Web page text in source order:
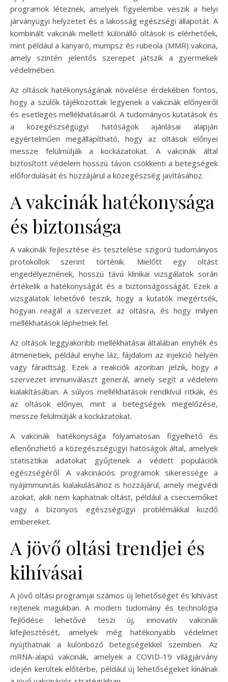
programok léteznek, amelyek figyelembe veszik a helyi
járványügyi helyzetet és a lakosság egészségi állapotát. A
kombinált vakcinák mellett különálló oltások is elérhetőek,
mint például a kanyaró, mumpsz és rubeola (MMR) vakcina,
amely szintén jelentős szerepet játszik a gyermekek
védelmében.
Az oltások hatékonyságának növelése érdekében fontos,
hogy a szülők tájékozottak legyenek a vakcinák előnyeiről
és esetleges mellékhatásairól. A tudományos kutatások és
a közegészségügyi hatóságok ajánlásai alapján
egyértelműen megállapítható, hogy az oltások előnyei
messze felülmúlják a kockázatokat. A vakcinák által
biztosított védelem hosszú távon csökkenti a betegségek
előfordulását és hozzájárul a közegészség javításához.
A vakcinák hatékonysága
és biztonsága
A vakcinák fejlesztése és tesztelése szigorú tudományos
protokollok szerint történik. Mielőtt egy oltást
engedélyeznének, hosszú távú klinikai vizsgálatok során
értékelik a hatékonyságát és a biztonságosságát. Ezek a
vizsgálatok lehetővé teszik, hogy a kutatók megértsék,
hogyan reagál a szervezet az oltásra, és hogy milyen
mellékhatások léphetnek fel.
Az oltások leggyakoribb mellékhatásai általában enyhék és
átmenetiek, például enyhe láz, fájdalom az injekció helyén
vagy fáradtság. Ezek a reakciók azonban jelzik, hogy a
szervezet immunválaszt generál, amely segít a védelem
kialakításában. A súlyos mellékhatások rendkívül ritkák, és
az oltások előnyei, mint a betegségek megelőzése,
messze felülmúlják a kockázatokat.
A vakcinák hatékonysága folyamatosan figyelhető és
ellenőrizhető a közegészségügyi hatóságok által, amelyek
statisztikai adatokat gyűjtenek a védett populációk
egészségéről. A vakcinációs programok sikeressége a
nyájimmunitás kialakulásához is hozzájárul, amely megvédi
azokat, akik nem kaphatnak oltást, például a csecsemőket
vagy a bizonyos egészségügyi problémákkal küzdő
embereket.
A jövő oltási trendjei és
kihívásai
A jövő oltási programjai számos új lehetőséget és kihívást
rejtenek magukban. A modern tudomány és technológia
fejlődése lehetővé teszi új, innovatív vakcinák
kifejlesztését, amelyek még hatékonyabb védelmet
nyújthatnak a különböző betegségekkel szemben. Az
mRNA-alapú vakcinák, amelyek a COVID-19 világjárvány
idején kerültek előtérbe, például új lehetőségeket kínálnak